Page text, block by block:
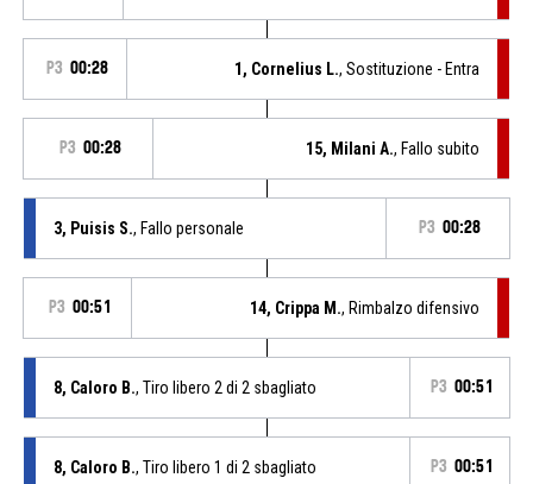
P3 00:28 1, Cornelius L., Sostituzione - Entra
P3 00:28 15, Milani A., Fallo subito
3, Puisis S., Fallo personale P3 00:28
P3 00:51 14, Crippa M., Rimbalzo difensivo
8, Caloro B., Tiro libero 2 di 2 sbagliato P3 00:51
8, Caloro B., Tiro libero 1 di 2 sbagliato P3 00:51